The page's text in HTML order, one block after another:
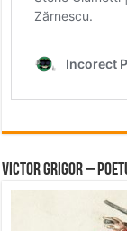
Victor Grigor –